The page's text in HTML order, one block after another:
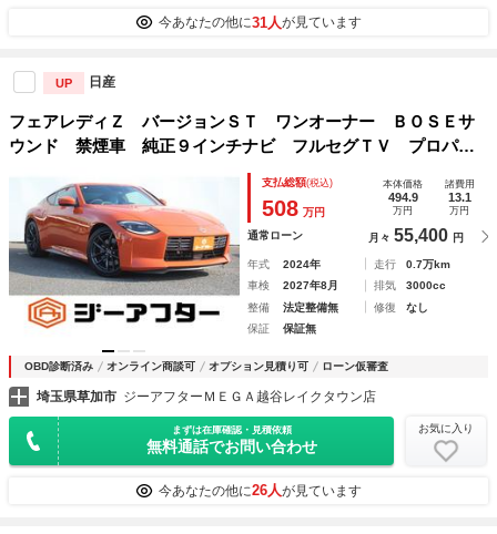
今あなたの他に31人が見ています
UP 日産
フェアレディＺ バージョンＳＴ ワンオーナー ＢＯＳＥサ
ウンド 禁煙車 純正９インチナビ フルセグＴＶ プロパイ
ロット 青ハーフレザーシート シートヒーター 三連メータ
ー ブラインドスポットモニター クリアランスソナー ＥＴ
Ｃ
支払総額(税込)
508 万円
本体価格
494.9
万円
諸費用
13.1
万円
通常ローン 月々 55,400 円
年式 2024年 走行
0.7万km
車検
2027年8月 排気
3000cc
整備
法定整備無 修復
なし
保証
保証無
OBD診断済み オンライン商談可 オプション見積り可 ローン仮審査
埼玉県草加市 ジーアフターＭＥＧＡ越谷レイクタウン店
まずは在庫確認・見積依頼
無料通話でお問い合わせ
お気に入り
今あなたの他に26人が見ています